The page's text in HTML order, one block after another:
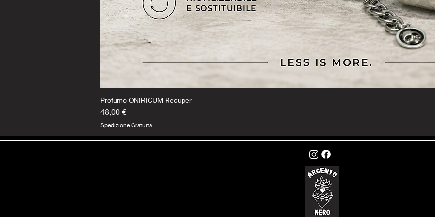
Profumo ONIRICUM Recuper
Prezzo
48,00 €
Spedizione Gratuita